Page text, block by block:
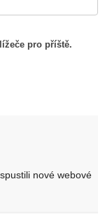
pro příště.
nové webové